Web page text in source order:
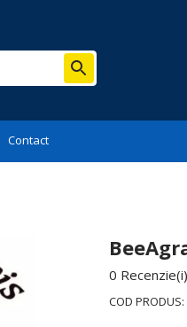
Contact
0 Recenzie(i)
COD PRODUS: